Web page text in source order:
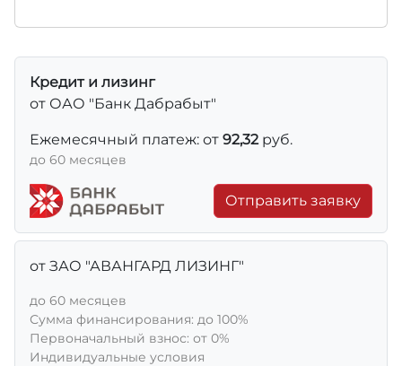
Кредит и лизинг
от ОАО "Банк Дабрабыт"
Ежемесячный платеж: от 92,32руб.
до 60 месяцев
Отправить заявку
от ЗАО "АВАНГАРД ЛИЗИНГ"
до 60 месяцев
Сумма финансирования: до 100%
Первоначальный взнос: от 0%
Индивидуальные условия